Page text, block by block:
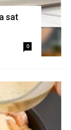
sat
0